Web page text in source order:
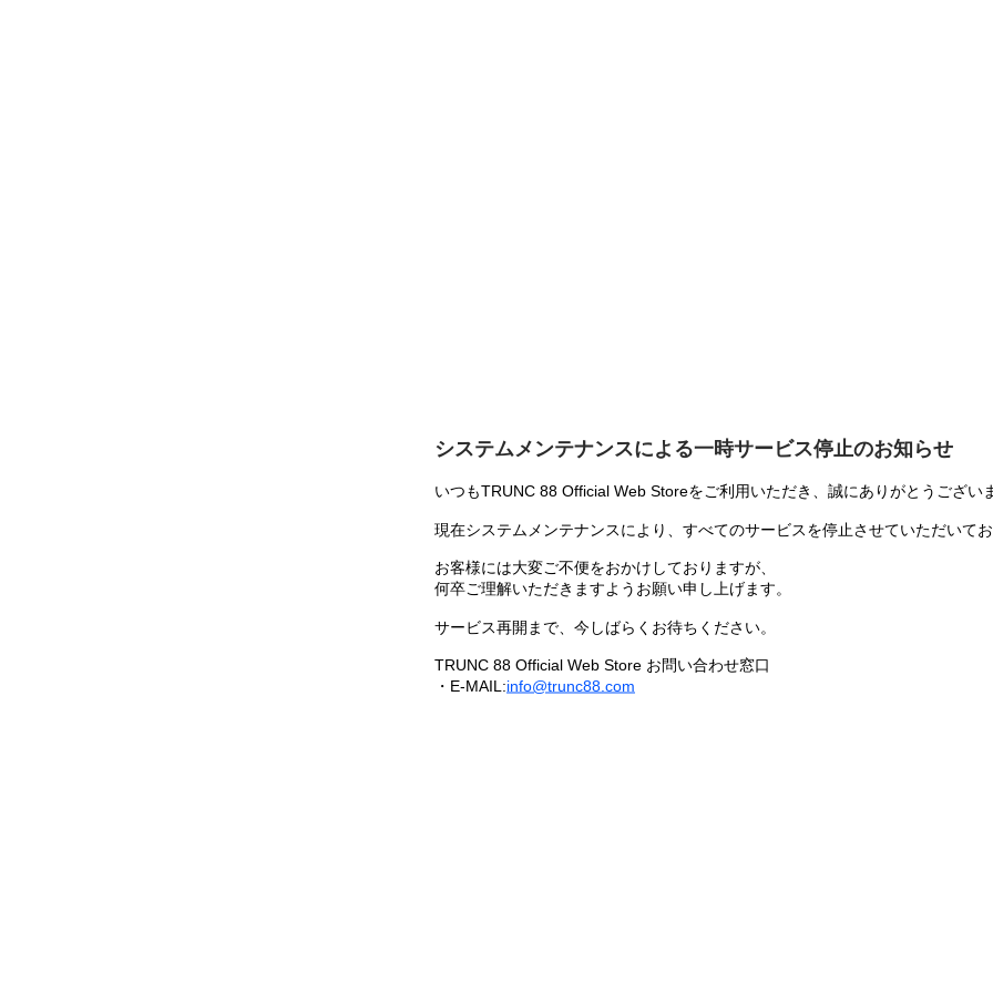
システムメンテナンスによる一時サービス停止のお知らせ
いつもTRUNC 88 Official Web Storeをご利用いただき、誠にありがとうござい
現在システムメンテナンスにより、すべてのサービスを停止させていただいて
お客様には大変ご不便をおかけしておりますが、
何卒ご理解いただきますようお願い申し上げます。
サービス再開まで、今しばらくお待ちください。
TRUNC 88 Official Web Store お問い合わせ窓口
・E-MAIL:info@trunc88.com